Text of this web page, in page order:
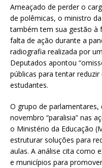
Ameaçado de perder o
de polêmicas, o ministro
também tem sua gestão à
falta de ação durante a
radiografia realizada por
Deputados apontou
públicas para tentar
estudantes.
O grupo de
novembro “paralisia” nas
o Ministério da Educação
estruturar soluções para
aulas. A análise cita como
e municípios para